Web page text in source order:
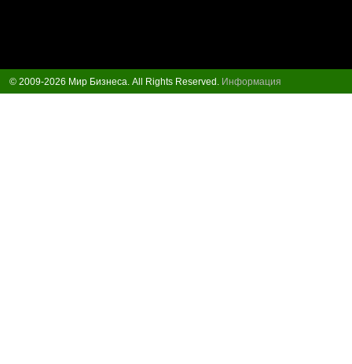
© 2009-2026 Мир Бизнеса. All Rights Reserved. Информация